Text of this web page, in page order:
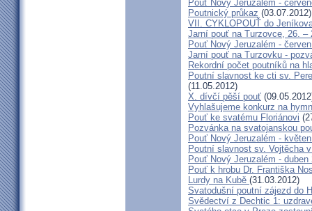
Pouť Nový Jeruzalém -
Poutnický průkaz (03.07.2012)
VII. CYKLOPOUŤ do
Jarní pouť na Turzovce, 26. –
Pouť Nový Jeruzalém -
Jarní pouť na Turzovku -
Rekordní počet poutníků na
Poutní slavnost ke cti sv.
(11.05.2012)
X. dívčí pěší pouť
Vyhlašujeme konkurz na
Pouť ke svatému Floriánovi
Pozvánka na svatojanskou
Pouť Nový Jeruzalém -
Poutní slavnost sv. Vojtěcha
Pouť Nový Jeruzalém - duben
Pouť k hrobu Dr. Františka
Lurdy na Kubě (31.03.2012)
Svatodušní poutní zájezd do
Svědectví z Dechtic 1: